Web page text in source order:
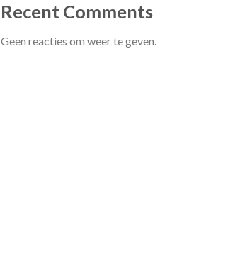
Recent Comments
Geen reacties om weer te geven.